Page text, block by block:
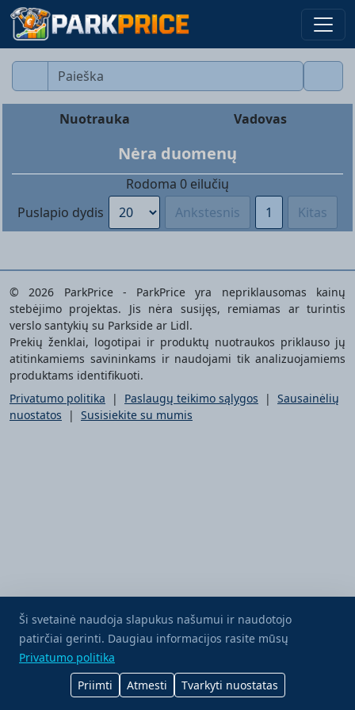
Nuotrauka Vadovas
Nėra duomenų
Rodoma 0 eilučių
Puslapio dydis
Ankstesnis 1 Kitas
© 2026 ParkPrice - ParkPrice yra nepriklausomas kainų
stebėjimo projektas. Jis nėra susijęs, remiamas ar turintis
verslo santykių su Parkside ar Lidl.
Prekių ženklai, logotipai ir produktų nuotraukos priklauso jų
atitinkamiems savininkams ir naudojami tik analizuojamiems
produktams identifikuoti.
Privatumo politika | Paslaugų teikimo sąlygos | Sausainėlių
nuostatos | Susisiekite su mumis
Nupirk man kavos
Ši svetainė naudoja slapukus našumui ir naudotojo
patirčiai gerinti. Daugiau informacijos rasite mūsų
Privatumo politika
Priimti
Atmesti Tvarkyti nuostatas